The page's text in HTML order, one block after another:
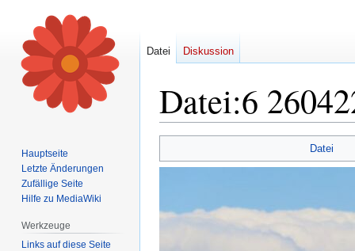
Datei:6
Navigation
Suche
Datei
Datei Diskussion
Hauptseite
Letzte Änderungen
Zufällige Seite
Hilfe zu MediaWiki
Werkzeuge
Links auf diese Seite